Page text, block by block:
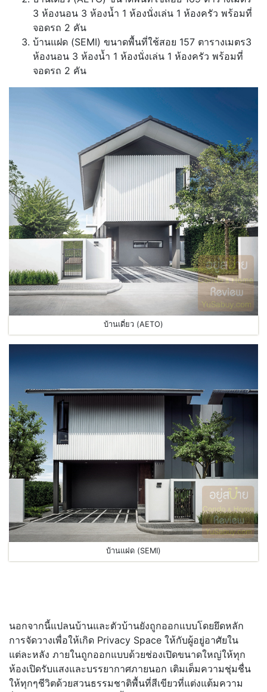
3 ห้องนอน 3 ห้องน้ำ 1 ห้องนั่งเล่น 1 ห้องครัว พร้อมที่
จอดรถ 2 คัน
บ้านแฝด (SEMI) ขนาดพื้นที่ใช้สอย 157 ตารางเมตร3
ห้องนอน 3 ห้องน้ำ 1 ห้องนั่งเล่น 1 ห้องครัว พร้อมที่
จอดรถ 2 คัน
บ้านเดี่ยว (AETO)
บ้านแฝด (SEMI)
นอกจากนี้แปลนบ้านและตัวบ้านยังถูกออกแบบโดยยึดหลัก
การจัดวางเพื่อให้เกิด Privacy Space ให้กับผู้อยู่อาศัยใน
แต่ละหลัง ภายในถูกออกแบบด้วยช่องเปิดขนาดใหญ่ให้ทุก
ห้องเปิดรับแสงและบรรยากาศภายนอก เติมเต็มความชุ่มชื่น
ให้ทุกๆชีวิตด้วยสวนธรรมชาติพื้นที่สีเขียวที่แต่งแต้มความ